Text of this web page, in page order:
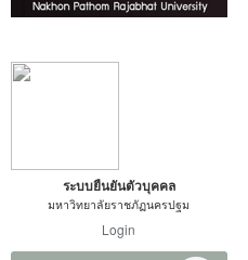
ระบบยืนยันตัวบุคคล
มหาวิทยาลัยราชภัฏนครปฐม
Login